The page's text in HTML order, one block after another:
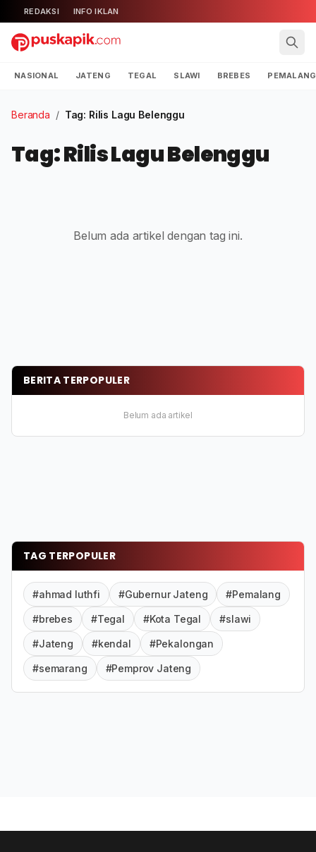
REDAKSI INFO IKLAN
NASIONAL JATENG TEGAL SLAWI BREBES PEMALANG
Beranda / Tag: Rilis Lagu Belenggu
Tag: Rilis Lagu Belenggu
Belum ada artikel dengan tag ini.
BERITA TERPOPULER
Belum ada artikel
TAG TERPOPULER
#ahmad luthfi #Gubernur Jateng #Pemalang
#brebes #Tegal #Kota Tegal #slawi
#Jateng #kendal #Pekalongan
#semarang #Pemprov Jateng